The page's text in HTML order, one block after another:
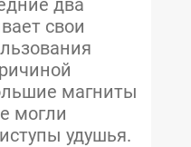
два
свои
магниты
могли
удушья.